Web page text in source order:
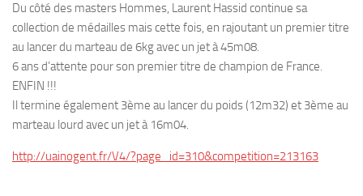
Du côté des masters Hommes, Laurent Hassid continue sa
collection de médailles mais cette fois, en rajoutant un premier titre
au lancer du marteau de 6kg avec un jet à 45m08.
6 ans d’attente pour son premier titre de champion de France.
ENFIN !!!
Il termine également 3ème au lancer du poids (12m32) et 3ème au
marteau lourd avec un jet à 16m04.
http://uainogent.fr/V4/?page_id=310&competition=213163